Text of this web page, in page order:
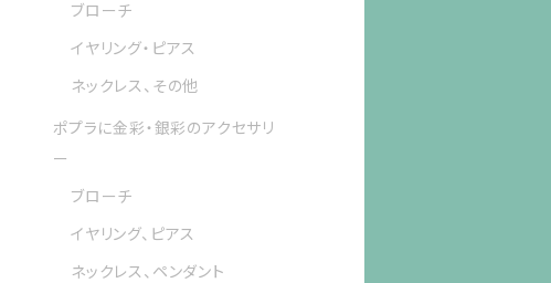
ブローチ
イヤリング・ピアス
ネックレス、その他
ポプラに金彩・銀彩のアクセサリ
ー
ブローチ
イヤリング、ピアス
ネックレス、ペンダント